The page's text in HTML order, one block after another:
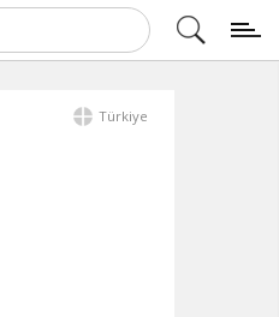
Türkiye